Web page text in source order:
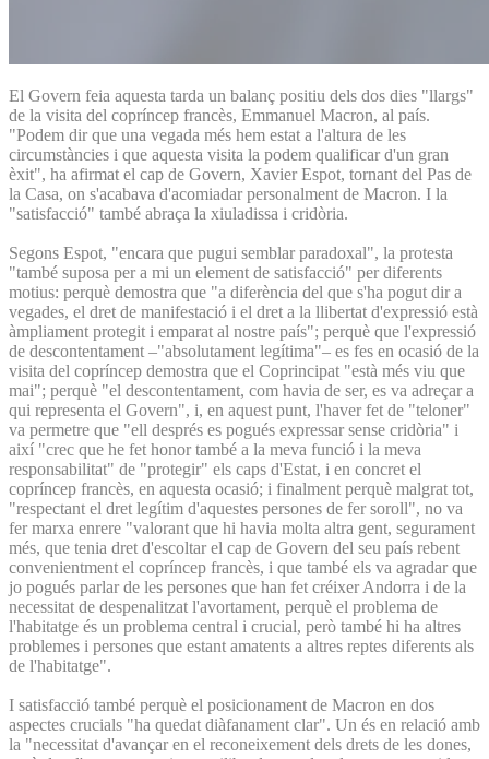
El Govern feia aquesta tarda un balanç positiu dels dos dies "llargs"
de la visita del copríncep francès, Emmanuel Macron, al país.
"Podem dir que una vegada més hem estat a l'altura de les
circumstàncies i que aquesta visita la podem qualificar d'un gran
èxit", ha afirmat el cap de Govern, Xavier Espot, tornant del Pas de
la Casa, on s'acabava d'acomiadar personalment de Macron. I la
"satisfacció" també abraça la xiuladissa i cridòria.
Segons Espot, "encara que pugui semblar paradoxal", la protesta
"també suposa per a mi un element de satisfacció" per diferents
motius: perquè demostra que "a diferència del que s'ha pogut dir a
vegades, el dret de manifestació i el dret a la llibertat d'expressió està
àmpliament protegit i emparat al nostre país"; perquè que l'expressió
de descontentament –"absolutament legítima"– es fes en ocasió de la
visita del copríncep demostra que el Coprincipat "està més viu que
mai"; perquè "el descontentament, com havia de ser, es va adreçar a
qui representa el Govern", i, en aquest punt, l'haver fet de "teloner"
va permetre que "ell després es pogués expressar sense cridòria" i
així "crec que he fet honor també a la meva funció i la meva
responsabilitat" de "protegir" els caps d'Estat, i en concret el
copríncep francès, en aquesta ocasió; i finalment perquè malgrat tot,
"respectant el dret legítim d'aquestes persones de fer soroll", no va
fer marxa enrere "valorant que hi havia molta altra gent, segurament
més, que tenia dret d'escoltar el cap de Govern del seu país rebent
convenientment el copríncep francès, i que també els va agradar que
jo pogués parlar de les persones que han fet créixer Andorra i de la
necessitat de despenalitzat l'avortament, perquè el problema de
l'habitatge és un problema central i crucial, però també hi ha altres
problemes i persones que estant amatents a altres reptes diferents als
de l'habitatge".
I satisfacció també perquè el posicionament de Macron en dos
aspectes crucials "ha quedat diàfanament clar". Un és en relació amb
la "necessitat d'avançar en el reconeixement dels drets de les dones,